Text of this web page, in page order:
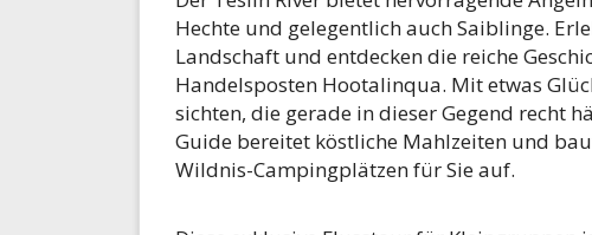
Hechte und gelegentlich auch Saiblinge.
Landschaft und entdecken die reiche
Handelsposten Hootalinqua. Mit etwas
sichten, die gerade in dieser Gegend recht
Guide bereitet köstliche Mahlzeiten und
Wildnis-Campingplätzen für Sie auf.